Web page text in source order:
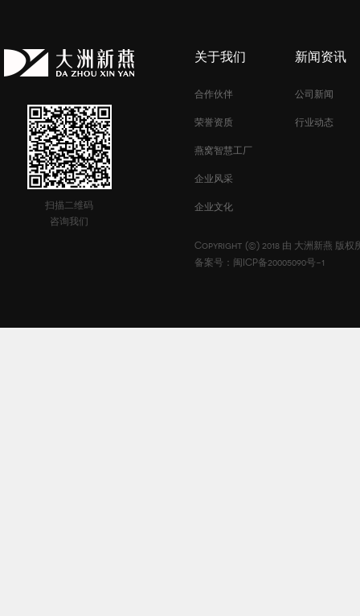
扫描二维码
咨询我们
关于我们
合作伙伴
荣誉资质
燕窝智慧工厂
企业风采
企业文化
新闻资讯
公司新闻
行业动态
Copyright (©) 2018 由 大洲新燕 版权
备案号：闽ICP备20005090号-1